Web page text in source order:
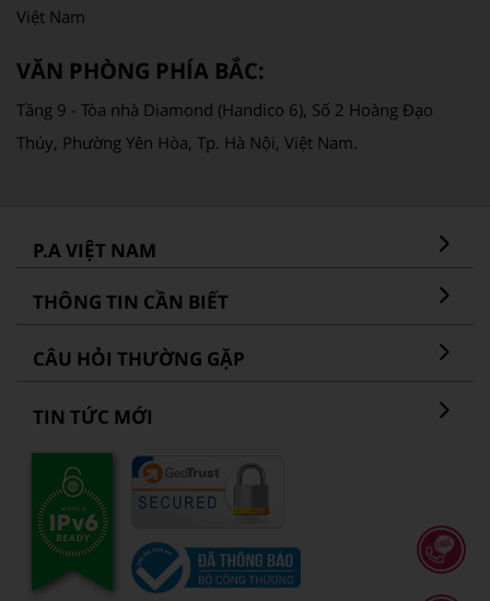
Việt Nam
VĂN PHÒNG PHÍA BẮC:
Tầng 9 - Tòa nhà Diamond (Handico 6), Số 2 Hoàng Đạo
Thúy, Phường Yên Hòa, Tp. Hà Nội, Việt Nam.
P.A VIỆT NAM
THÔNG TIN CẦN BIẾT
CÂU HỎI THƯỜNG GẶP
TIN TỨC MỚI